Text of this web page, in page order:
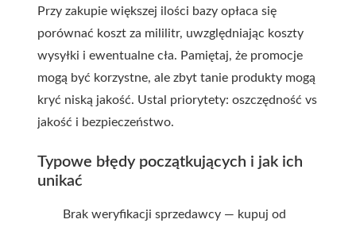
Przy zakupie większej ilości bazy opłaca się
porównać koszt za mililitr, uwzględniając koszty
wysyłki i ewentualne cła. Pamiętaj, że promocje
mogą być korzystne, ale zbyt tanie produkty mogą
kryć niską jakość. Ustal priorytety: oszczędność vs
jakość i bezpieczeństwo.
Typowe błędy początkujących i jak ich
unikać
Brak weryfikacji sprzedawcy — kupuj od